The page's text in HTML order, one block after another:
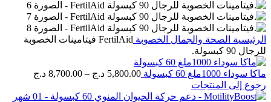
الرئيسية الصحة والجمال الخصوبة
FertilAid فيتامينات الخصوبة
للرجال 90 كبسولة.
ماكا سوداء 1000ملغ 60 كبسولة 5,800.00 د.ج –
8,700.00 د.ج
من
رجوع إلى المنتجات